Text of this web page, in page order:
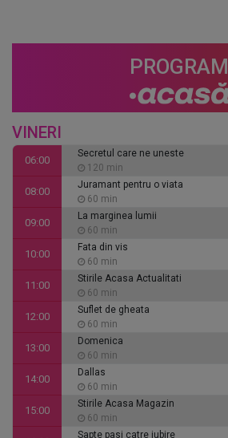
PROGRAM
VINERI
06:00
Secretul care ne uneste
120 min
08:00
Juramant pentru o viata
60 min
09:00
La marginea lumii
60 min
10:00
Fata din vis
60 min
11:00
Stirile Acasa Actualitati
60 min
12:00
Suflet de gheata
60 min
13:00
Domenica
60 min
14:00
Dallas
60 min
15:00
Stirile Acasa Magazin
60 min
Sapte pasi catre iubire